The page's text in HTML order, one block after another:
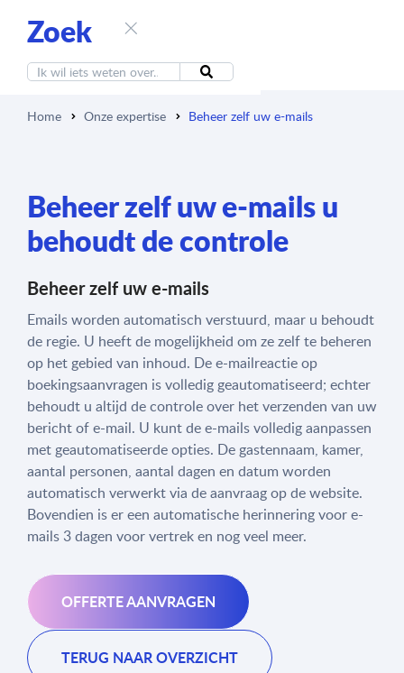
Zoek
Home Onze expertise Beheer zelf uw e-mails
Beheer zelf uw e-mails u
behoudt de controle
Beheer zelf uw e-mails
Emails worden automatisch verstuurd, maar u behoudt
de regie. U heeft de mogelijkheid om ze zelf te beheren
op het gebied van inhoud. De e-mailreactie op
boekingsaanvragen is volledig geautomatiseerd; echter
behoudt u altijd de controle over het verzenden van uw
bericht of e-mail. U kunt de e-mails volledig aanpassen
met geautomatiseerde opties. De gastennaam, kamer,
aantal personen, aantal dagen en datum worden
automatisch verwerkt via de aanvraag op de website.
Bovendien is er een automatische herinnering voor e-
mails 3 dagen voor vertrek en nog veel meer.
OFFERTE AANVRAGEN
TERUG NAAR OVERZICHT